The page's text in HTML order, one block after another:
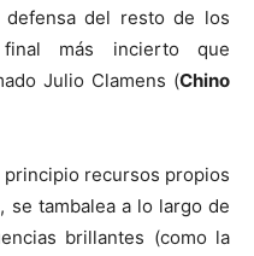
del resto de los
más incierto que
Julio Clamens (Chino
recursos propios
tambalea a lo largo de
brillantes (como la